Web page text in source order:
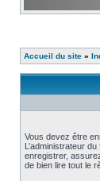
Accueil du site »
Vous devez être
L’administrateur
enregistrer,
de bien lire tout le